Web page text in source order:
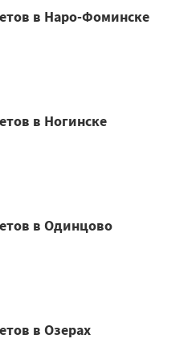
в Наро-Фоминске
в Ногинске
в Одинцово
в Озерах